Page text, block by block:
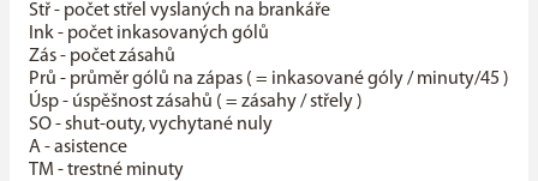
Stř - počet střel vyslaných na brankáře
Ink - počet inkasovaných gólů
Zás - počet zásahů
Prů - průměr gólů na zápas ( = inkasované góly / minuty/45 )
Úsp - úspěšnost zásahů ( = zásahy / střely )
SO - shut-outy, vychytané nuly
A - asistence
TM - trestné minuty